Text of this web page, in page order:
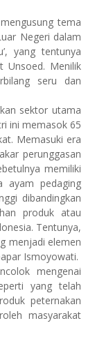
tema
Negeri dalam
yang tentunya
Unsoed. Menilik
seru dan
sektor utama
ini memasok 65
Memasuki era
perunggasan
memiliki
ayam pedaging
dibandingkan
produk atau
Tentunya,
menjadi elemen
Ismoyowati.
mengenai
yang telah
peternakan
masyarakat